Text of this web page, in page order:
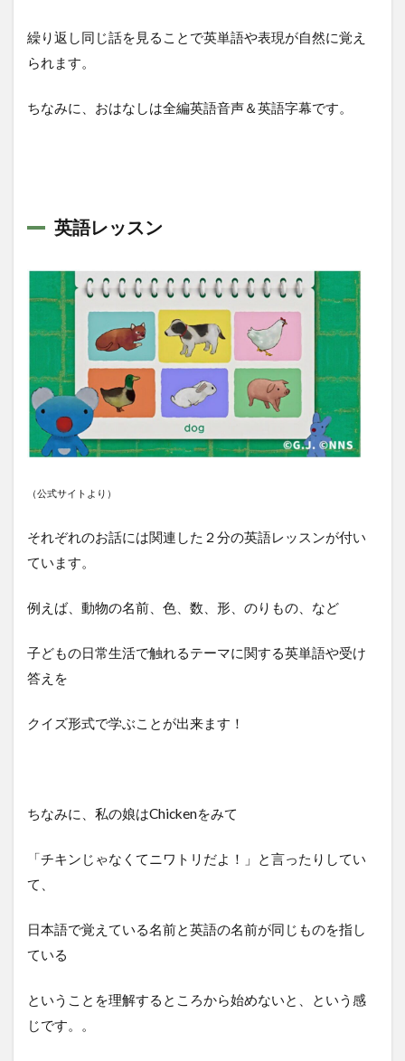
繰り返し同じ話を見ることで英単語や表現が自然に覚え
られます。
ちなみに、おはなしは全編英語音声＆英語字幕です。
英語レッスン
（公式サイトより）
それぞれのお話には関連した２分の英語レッスンが付い
ています。
例えば、動物の名前、色、数、形、のりもの、など
子どもの日常生活で触れるテーマに関する英単語や受け
答えを
クイズ形式で学ぶことが出来ます！
ちなみに、私の娘はChickenをみて
「チキンじゃなくてニワトリだよ！」と言ったりしてい
て、
日本語で覚えている名前と英語の名前が同じものを指し
ている
ということを理解するところから始めないと、という感
じです。。